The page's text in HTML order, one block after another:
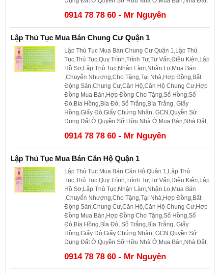
0914 78 78 60 - Mr Nguyên
Lập Thủ Tục Mua Bán Chung Cư Quận 1
Lập Thủ Tục Mua Bán Chung Cư Quận 1,Lập Thủ
Tục,Thủ Tục,Quy Trình,Trình Tự,Tư Vấn,Điều Kiện,Lập
Hồ Sơ,Lập Thủ Tục,Nhận Làm,Nhận Lo,Mua Bán
,Chuyển Nhượng,Cho Tặng,Tại Nhà,Hợp Đồng,Bất
Động Sản,Chung Cư,Căn Hộ,Căn Hộ Chung Cư,Hợp
Đồng Mua Bán,Hợp Đồng Cho Tặng,Sổ Hồng,Sổ
Đỏ,Bìa Hồng,Bìa Đỏ, Sổ Trắng,Bìa Trắng, Giấy
Hồng,Giấy Đỏ,Giấy Chứng Nhận, GCN,Quyền Sử
Dụng Đất Ở,Quyền Sỡ Hữu Nhà Ở,Mua Bán,Nhà Đất,
0914 78 78 60 - Mr Nguyên
Lập Thủ Tục Mua Bán Căn Hộ Quận 1
Lập Thủ Tục Mua Bán Căn Hộ Quận 1,Lập Thủ
Tục,Thủ Tục,Quy Trình,Trình Tự,Tư Vấn,Điều Kiện,Lập
Hồ Sơ,Lập Thủ Tục,Nhận Làm,Nhận Lo,Mua Bán
,Chuyển Nhượng,Cho Tặng,Tại Nhà,Hợp Đồng,Bất
Động Sản,Chung Cư,Căn Hộ,Căn Hộ Chung Cư,Hợp
Đồng Mua Bán,Hợp Đồng Cho Tặng,Sổ Hồng,Sổ
Đỏ,Bìa Hồng,Bìa Đỏ, Sổ Trắng,Bìa Trắng, Giấy
Hồng,Giấy Đỏ,Giấy Chứng Nhận, GCN,Quyền Sử
Dụng Đất Ở,Quyền Sỡ Hữu Nhà Ở,Mua Bán,Nhà Đất,
0914 78 78 60 - Mr Nguyên